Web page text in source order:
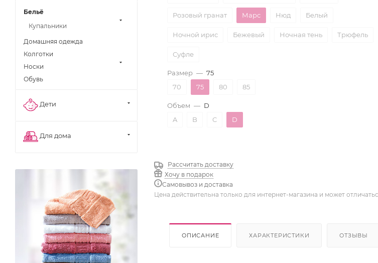
Розовый гранат Марс Нюд Белый
Ночной ирис Бежевый Ночная тень Трюфель
Суфле
Размер — 75
70
75 80 85
Объем — D
A
B C D
Рассчитать доставку
Хочу в подарок
Самовывоз и доставка
Цена действительна только для интернет-магазина и может
ОПИСАНИЕ ХАРАКТЕРИСТИКИ ОТЗЫВЫ
Бельё
Купальники
Домашняя одежда
Колготки
Носки
Обувь
Дети
Для дома